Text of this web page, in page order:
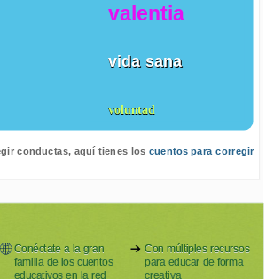
valentia
vida sana
voluntad
conductas, aquí tienes los cuentos para corregir
Conéctate a la gran
familia de los cuentos
educativos en la red
Con múltiples recursos
para educar de forma
creativa